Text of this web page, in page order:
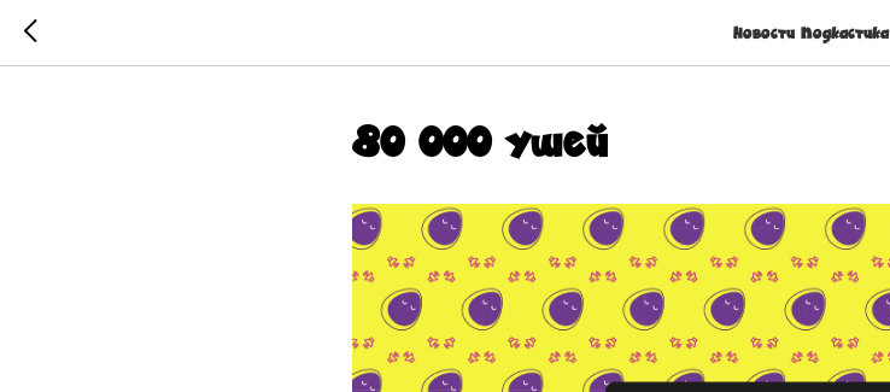
Новости Подкастика
80 000 ушей